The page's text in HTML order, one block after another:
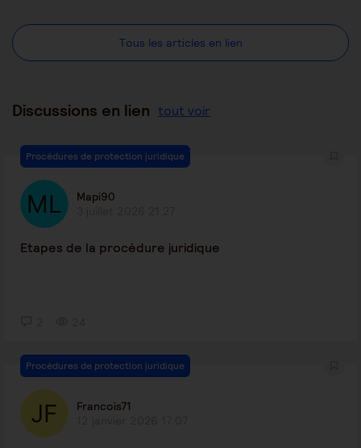
Tous les articles en lien
Discussions en lien tout voir
Procédures de protection juridique
Mapi90
Etapes de la procédure juridique
Procédures de protection juridique
Francois71